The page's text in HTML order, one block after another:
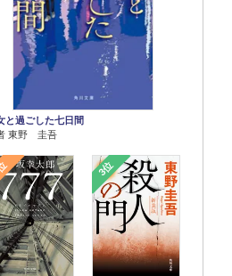
と過ごした七日間
東野 圭吾
3位